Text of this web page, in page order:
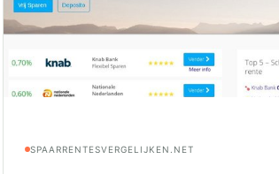
SPAARRENTESVERGELIJKEN.NET